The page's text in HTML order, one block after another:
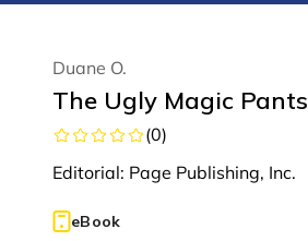
Duane O.
The Ugly Magic Pants
(0)
Editorial: Page Publishing, Inc.
eBook